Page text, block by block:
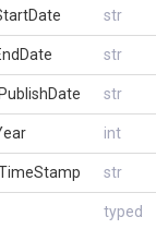
str
str
str
int
str
typed